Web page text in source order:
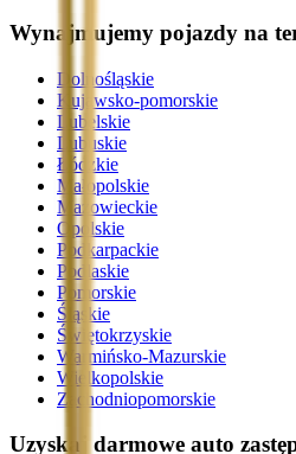
Wynajmujemy pojazdy na
Dolnośląskie
Kujawsko-pomorskie
Lubelskie
Lubuskie
Łódzkie
Małopolskie
Mazowieckie
Opolskie
Podkarpackie
Podlaskie
Pomorskie
Śląskie
Świętokrzyskie
Warmińsko-Mazurskie
Wielkopolskie
Zachodniopomorskie
Uzyskaj darmowe auto